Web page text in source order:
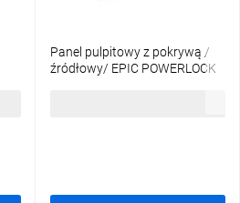
Panel pulpitowy z pokrywą /
źródłowy/ EPIC POWERLOCK